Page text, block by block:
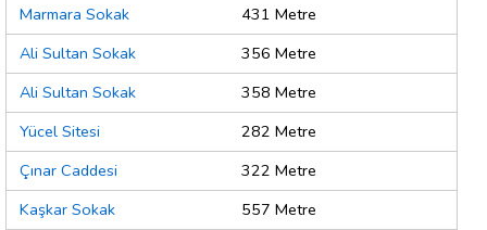
Marmara Sokak
431 Metre
Ali Sultan Sokak
356 Metre
Ali Sultan Sokak
358 Metre
Yücel Sitesi
282 Metre
Çınar Caddesi
322 Metre
Kaşkar Sokak
557 Metre